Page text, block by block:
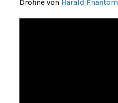
Drohne von Harald Phantom